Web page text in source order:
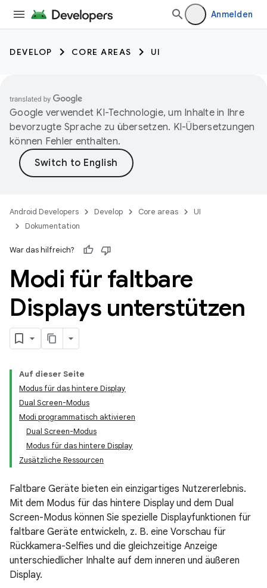
Anmelden
DEVELOP CORE AREAS UI
Google verwendet KI-Technologie, um Inhalte in Ihre
bevorzugte Sprache zu übersetzen. KI-Übersetzungen
können Fehler enthalten.
Android Developers Develop Core areas
UI
Dokumentation
War das hilfreich?
Modi für faltbare
Displays unterstützen
Auf dieser Seite
Modus für das hintere Display
Dual Screen-Modus
Modi programmatisch aktivieren
Dual Screen-Modus
Modus für das hintere Display
Zusätzliche Ressourcen
Faltbare Geräte bieten ein einzigartiges Nutzererlebnis.
Mit dem Modus für das hintere Display und dem Dual
Screen-Modus können Sie spezielle Displayfunktionen für
faltbare Geräte entwickeln, z. B. eine Vorschau für
Rückkamera-Selfies und die gleichzeitige Anzeige
unterschiedlicher Inhalte auf dem inneren und äußeren
Display.